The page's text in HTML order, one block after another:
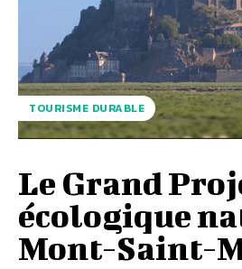
TOURISME DURABLE
Le Grand
écologique
Mont-Saint-